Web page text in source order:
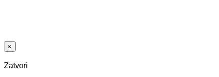
×
Zatvori